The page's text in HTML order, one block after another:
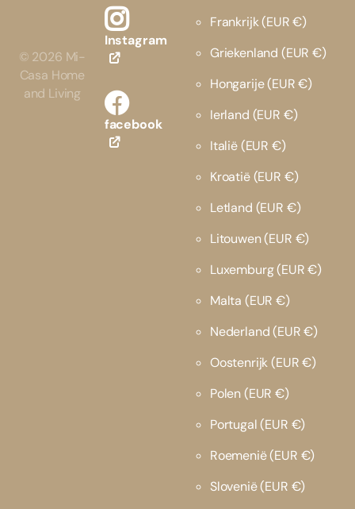
© 2026 Mi-
Casa Home
and Living
Instagram
facebook
Frankrijk(EUR €)
Griekenland (EUR €)
Hongarije(EUR €)
Ierland (EUR €)
Italië(EUR €)
Kroatië(EUR €)
Letland (EUR €)
Litouwen(EUR €)
Luxemburg(EUR €)
Malta (EUR €)
Nederland(EUR €)
Oostenrijk(EUR €)
Polen(EUR €)
Portugal(EUR €)
Roemenië(EUR €)
Slovenië(EUR €)